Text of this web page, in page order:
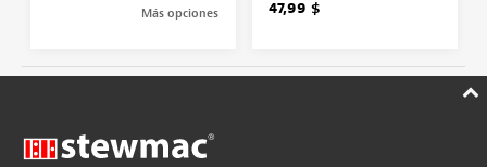
Más opciones 47,99 $